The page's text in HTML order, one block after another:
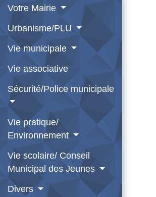
Votre Mairie
Urbanisme/PLU
Vie municipale
Vie associative
Sécurité/Police municipale
Vie pratique/
Environnement
Vie scolaire/ Conseil
Municipal des Jeunes
Divers